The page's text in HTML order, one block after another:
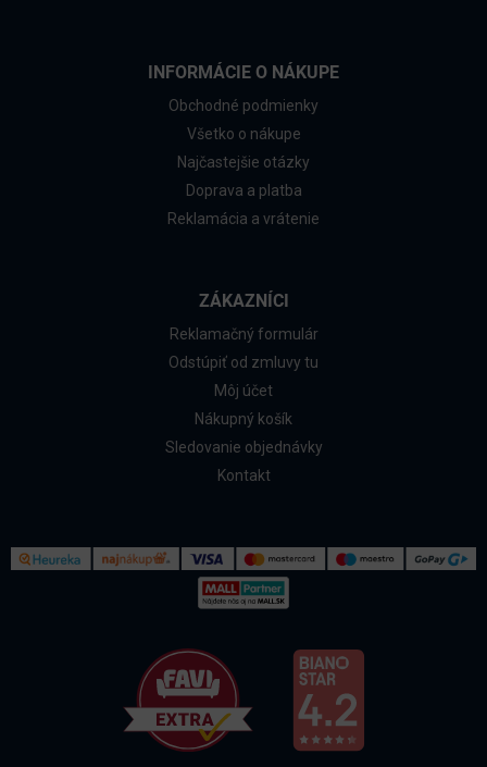
INFORMÁCIE O NÁKUPE
Obchodné podmienky
Všetko o nákupe
Najčastejšie otázky
Doprava a platba
Reklamácia a vrátenie
ZÁKAZNÍCI
Reklamačný formulár
Odstúpiť od zmluvy tu
Môj účet
Nákupný košík
Sledovanie objednávky
Kontakt